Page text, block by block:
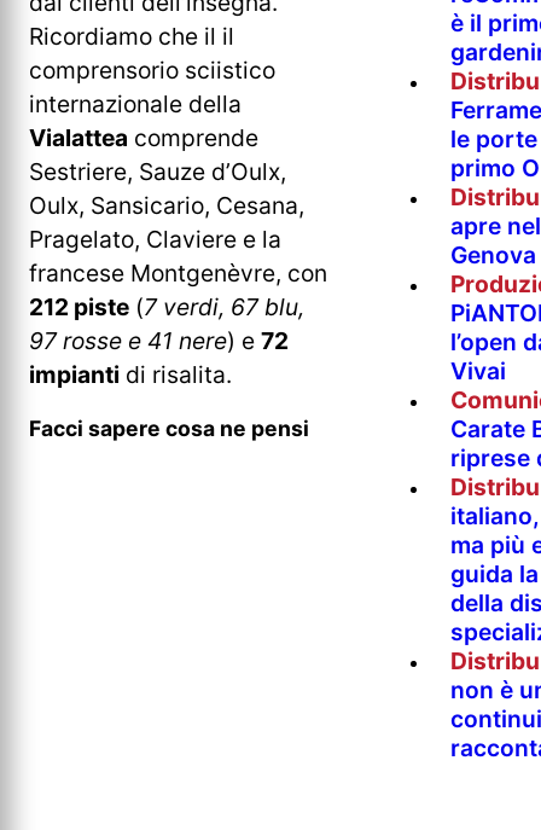
Ricordiamo che il il
comprensorio sciistico
internazionale della
Vialattea comprende
Sestriere, Sauze d’Oulx,
Oulx, Sansicario, Cesana,
Pragelato, Claviere e la
francese Montgenèvre, con
212 piste (7 verdi, 67 blu,
97 rosse e 41 nere) e 72
impianti di risalita.
Facci sapere cosa ne pensi
è il
le
primo
apre
Genova
l’open
Vivai
Carate
riprese
ma più
guida
della
non è